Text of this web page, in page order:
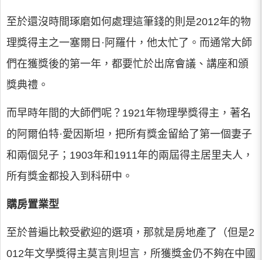
至於還沒時間琢磨如何處理這筆錢的則是2012年的物
理獎得主之一塞爾日·阿羅什，他太忙了。而通常大師
們在獲獎後的第一年，都要忙於出席會議、講座和頒
獎典禮。
而早時年間的大師們呢？1921年物理學獎得主，著名
的阿爾伯特·愛因斯坦，把所有獎金留給了第一個妻子
和兩個兒子；1903年和1911年的兩屆得主居里夫人，
所有獎金都投入到科研中。
購房置業型
至於普遍比較受歡迎的選項，那就是房地產了（但是2
012年文學獎得主莫言則坦言，所獲獎金仍不夠在中國